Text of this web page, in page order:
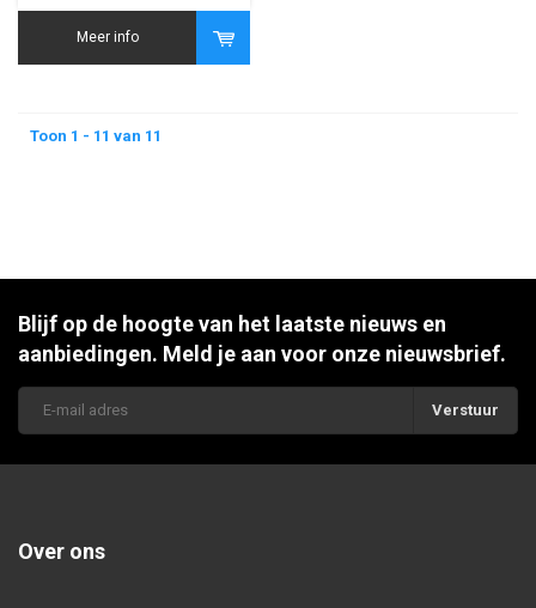
Meer info
Toon 1 - 11 van 11
Blijf op de hoogte van het laatste nieuws en
aanbiedingen. Meld je aan voor onze nieuwsbrief.
Verstuur
Over ons